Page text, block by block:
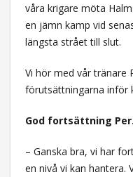
våra krigare möta
en jämn kamp vid
längsta strået till slut.
Vi hör med vår tränare
förutsättningarna inför
God fortsättning
– Ganska bra, vi har
en nivå vi kan hantera.